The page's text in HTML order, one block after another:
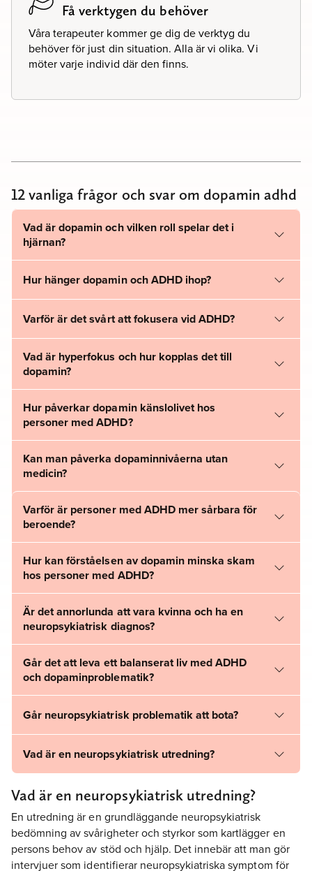
Få verktygen du behöver
Våra terapeuter kommer ge dig de verktyg du
behöver för just din situation. Alla är vi olika. Vi
möter varje individ där den finns.
12 vanliga frågor och svar om dopamin adhd
Vad är dopamin och vilken roll spelar det i
hjärnan?
Hur hänger dopamin och ADHD ihop?
Varför är det svårt att fokusera vid ADHD?
Vad är hyperfokus och hur kopplas det till
dopamin?
Hur påverkar dopamin känslolivet hos
personer med ADHD?
Kan man påverka dopaminnivåerna utan
medicin?
Varför är personer med ADHD mer sårbara för
beroende?
Hur kan förståelsen av dopamin minska skam
hos personer med ADHD?
Är det annorlunda att vara kvinna och ha en
neuropsykiatrisk diagnos?
Går det att leva ett balanserat liv med ADHD
och dopaminproblematik?
Går neuropsykiatrisk problematik att bota?
Vad är en neuropsykiatrisk utredning?
Vad är en neuropsykiatrisk utredning?
En utredning är en grundläggande neuropsykiatrisk
bedömning av svårigheter och styrkor som kartlägger en
persons behov av stöd och hjälp. Det innebär att man gör
intervjuer som identifierar neuropsykiatriska symptom för